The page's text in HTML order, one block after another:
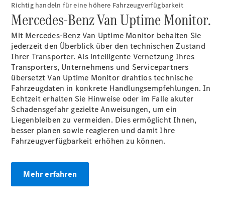
Übersicht
Finanzdienste
Reifen &
Kompletträder
EU-
Richtig handeln für eine höhere Fahrzeugverfügbarkeit
Mercedes-Benz Van Uptime Monitor.
Mit Mercedes-Benz Van Uptime Monitor behalten Sie
jederzeit den Überblick über den technischen Zustand
Ihrer Transporter. Als intelligente Vernetzung Ihres
Transporters, Unternehmens und Servicepartners
übersetzt Van Uptime Monitor drahtlos technische
Fahrzeugdaten in konkrete Handlungsempfehlungen. In
Echtzeit erhalten Sie Hinweise oder im Falle akuter
Schadensgefahr gezielte Anweisungen, um ein
Liegenbleiben zu vermeiden. Dies ermöglicht Ihnen,
besser planen sowie reagieren und damit Ihre
Fahrzeugverfügbarkeit erhöhen zu können.
Mehr erfahren